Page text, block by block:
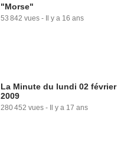
"Morse"
53 842 vues - Il y a 16 ans
La Minute du lundi 02 février
2009
280 452 vues - Il y a 17 ans